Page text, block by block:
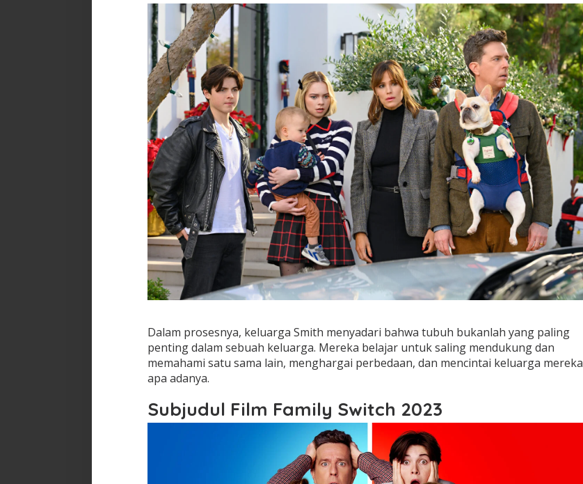
Dalam prosesnya, keluarga Smith menyadari bahwa tubuh bukanlah yang paling
penting dalam sebuah keluarga. Mereka belajar untuk saling mendukung dan
memahami satu sama lain, menghargai perbedaan, dan mencintai keluarga mereka
apa adanya.
Subjudul Film Family Switch 2023